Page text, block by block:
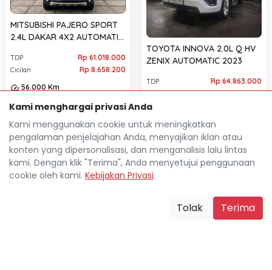
MITSUBISHI PAJERO SPORT
2.4L DAKAR 4X2 AUTOMATIC
TDP Rp 61.018.000
Cicilan
Rp 8.658.200
56.000 Km
TOYOTA INNOVA 2.0L Q HV
ZENIX AUTOMATIC 2023
TDP Rp 64.863.000
Cicilan
Rp 9.255.200
location_on Jakarta Utara
Kami menghargai privasi Anda
Kami menggunakan cookie untuk meningkatkan
pengalaman penjelajahan Anda, menyajikan iklan atau
konten yang dipersonalisasi, dan menganalisis lalu lintas
kami. Dengan klik "Terima", Anda menyetujui penggunaan
cookie oleh kami. Kebijakan Privasi.
Tolak Terima